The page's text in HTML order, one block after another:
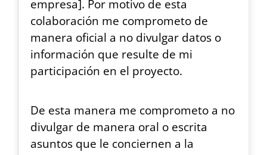
empresa]. Por motivo de esta
colaboración me comprometo de
manera oficial a no divulgar datos o
información que resulte de mi
participación en el proyecto.
De esta manera me comprometo a no
divulgar de manera oral o escrita
asuntos que le conciernen a la